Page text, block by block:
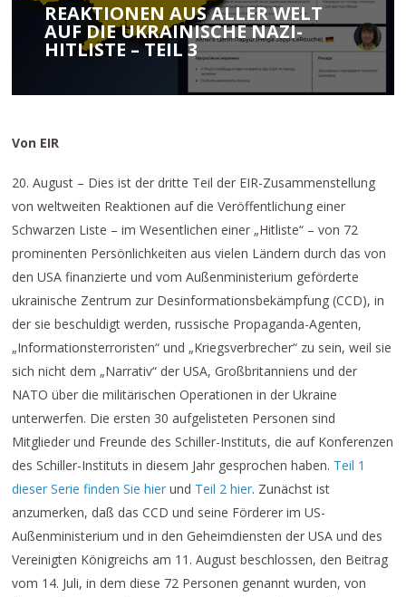
REAKTIONEN AUS ALLER WELT
AUF DIE UKRAINISCHE NAZI-
HITLISTE – TEIL 3
Von EIR
20. August – Dies ist der dritte Teil der EIR-Zusammenstellung
von weltweiten Reaktionen auf die Veröffentlichung einer
Schwarzen Liste – im Wesentlichen einer „Hitliste“ – von 72
prominenten Persönlichkeiten aus vielen Ländern durch das von
den USA finanzierte und vom Außenministerium geförderte
ukrainische Zentrum zur Desinformationsbekämpfung (CCD), in
der sie beschuldigt werden, russische Propaganda-Agenten,
„Informationsterroristen“ und „Kriegsverbrecher“ zu sein, weil sie
sich nicht dem „Narrativ“ der USA, Großbritanniens und der
NATO über die militärischen Operationen in der Ukraine
unterwerfen. Die ersten 30 aufgelisteten Personen sind
Mitglieder und Freunde des Schiller-Instituts, die auf Konferenzen
des Schiller-Instituts in diesem Jahr gesprochen haben. Teil 1
dieser Serie finden Sie hier und Teil 2 hier. Zunächst ist
anzumerken, daß das CCD und seine Förderer im US-
Außenministerium und in den Geheimdiensten der USA und des
Vereinigten Königreichs am 11. August beschlossen, den Beitrag
vom 14. Juli, in dem diese 72 Personen genannt wurden, von